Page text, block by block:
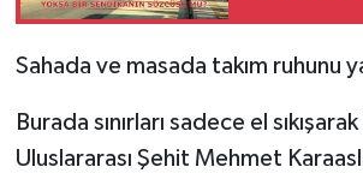
Sahada ve masada takım ruhunu
Burada sınırları sadece el
Uluslararası Şehit Mehmet